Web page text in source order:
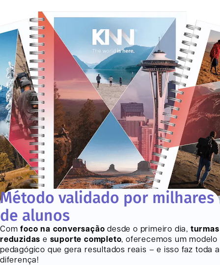
Método validado por milhares
de alunos
Comfoco na conversação desde o primeiro dia, turmas
reduzidas e suporte completo, oferecemos um modelo
pedagógico que gera resultados reais – e isso faz toda a
diferença!